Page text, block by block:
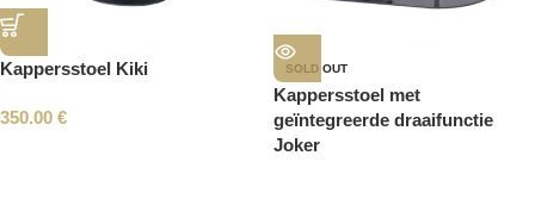
Kappersstoel Kiki
350.00 €
SOLD OUT
Kappersstoel met
geïntegreerde draaifunctie
Joker